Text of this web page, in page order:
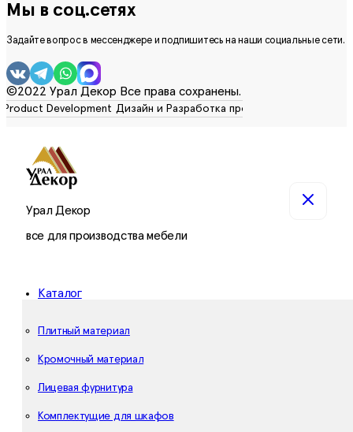
Мы в соц.сетях
Задайте вопрос в мессенджере и подпишитесь на наши социальные сети.
©2022 Урал Декор Все права сохранены.
Урал Декор
все для производства мебели
Каталог
Плитный материал
Кромочный материал
Лицевая фурнитура
Комплектущие для шкафов